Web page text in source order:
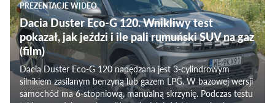
PREZENTACJE WIDEO
Dacia Duster Eco-G 120. Wnikliwy test
pokazał, jak jeździ i ile pali rumuński SUV na gaz
(film)
Dacia Duster Eco-G 120 napędzana jest 3-cylindrowym
silnikiem zasilanym benzyną lub gazem LPG. W bazowej wersji
samochód ma 6-stopniową, manualną skrzynię. Podczas testu